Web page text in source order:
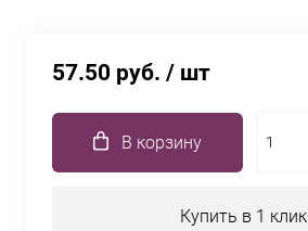
57.50 руб. / шт
В корзину
Купить в 1 клик